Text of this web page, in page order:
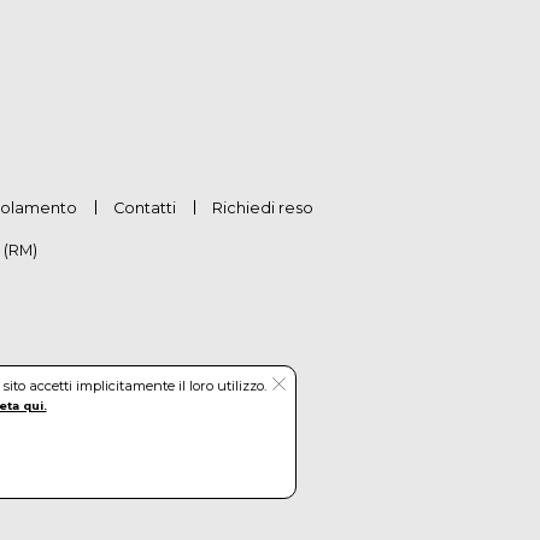
Contatti Richiedi reso
accetti implicitamente il loro utilizzo.
qui.